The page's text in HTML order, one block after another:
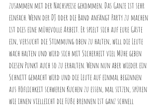
zusammen mit der Nachspeise gekommen. Das Ganze ist sehr
einfach. Wenn der DJ oder die Band anfängt Party zu machen
ist dies eine mühevolle Arbeit. Er spielt sich auf eure Gäste
ein, versucht die Stimmung oben zu halten, will die Leute
wach halten und wird sich mit Sicherheit viel Mühe geben
diesen Punkt auch so zu erhalten. Wenn nun aber wieder ein
Schnitt gemacht wird und die Leute auf einmal beginnen
aus Höflichkeit schweren Kuchen zu essen, mal sitzen, spüren
wie ihnen vielleicht die Füße brennen ist ganz schnell